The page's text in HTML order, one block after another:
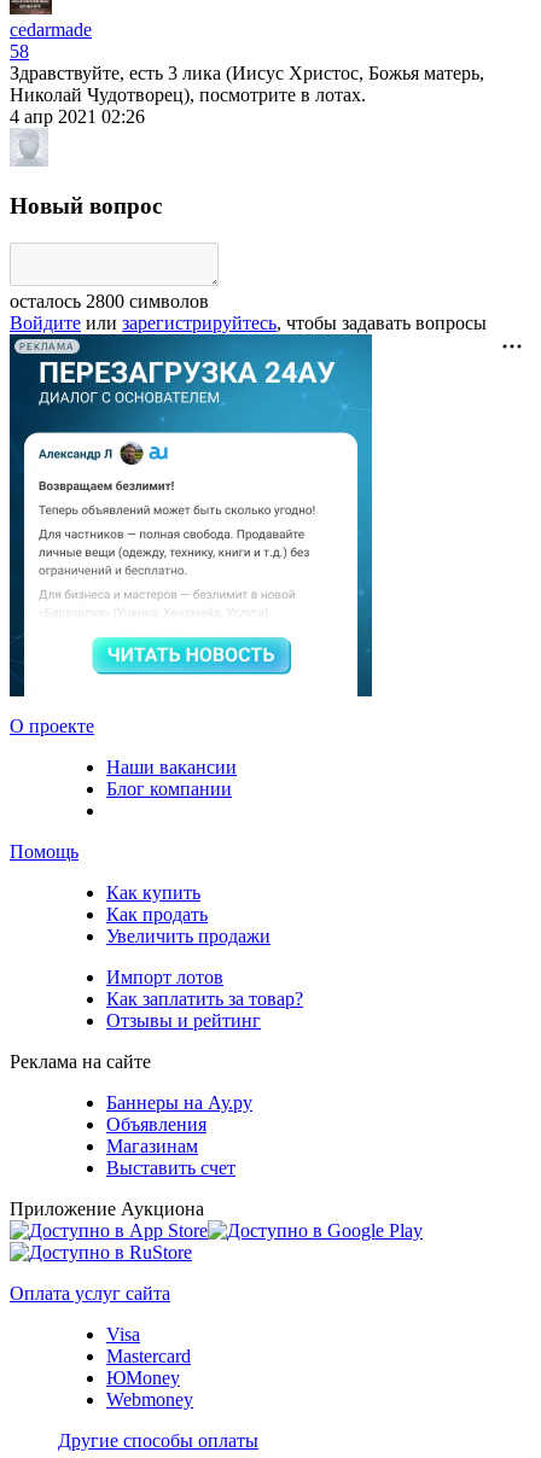
cedarmade
58
Здравствуйте, есть 3 лика (Иисус Христос, Божья матерь,
Николай Чудотворец), посмотрите в лотах.
4 апр 2021 02:26
Новый вопрос
осталось 2800 символов
Войдите или зарегистрируйтесь, чтобы задавать вопросы
РЕКЛАМА
О проекте
Наши вакансии
Блог компании
Помощь
Как купить
Как продать
Увеличить продажи
Импорт лотов
Как заплатить за товар?
Отзывы и рейтинг
Реклама на сайте
Баннеры на Ау.ру
Объявления
Магазинам
Выставить счет
Приложение Аукциона
Оплата услуг сайта
Visa
Mastercard
ЮMoney
Webmoney
Другие способы оплаты